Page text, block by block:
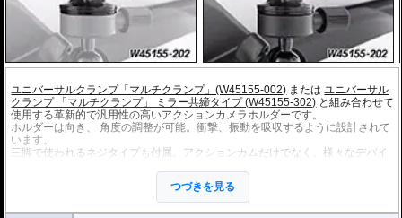
ユニバーサルクランプ「マルチクランプ」(W45155-002) またはユニバーサル
クランプ 「マルチクランプ」 ミラー共締タイプ (W45155-302) と組み合わせて
使用する革新的で汎用性の高いアクションカメラホルダーです。
ホルダーは向き、 角度の調整が可能。衝撃、振動を吸収するように設計されて
います。
三脚で使われるネジタイプも付属。アクションカムだけでなく、様々なデバイ
つづきを見る